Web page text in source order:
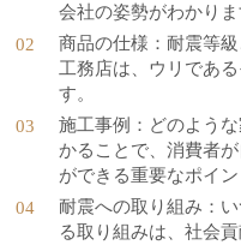
会社の姿勢がわかりま
商品の仕様：耐震等
工務店は、ウリであ
す。
施工事例：どのよう
かることで、消費者
ができる重要なポイン
耐震への取り組み：
る取り組みは、社会